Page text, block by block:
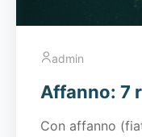
admin
Affanno: 7
Con affanno